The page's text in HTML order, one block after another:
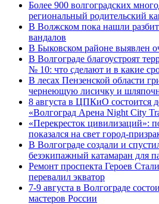
Более 900 волгоградских
региональный родительский
В Волжском пока нашли
вандалов
В Быковском районе выявлен
В Волгограде благоустроят
№ 10: что сделают и в какие
В лесах Пензенской области
чернеющую лисичку и
8 августа в ЦПКиО состоится
«Волгоград Арена Night City
«Перекресток цивилизаций»:
показался на свет город-
В Волгограде создали и
безэкипажный катамаран для
Ремонт проспекта Героев
перевалил экватор
7-9 августа в Волгограде
мастеров России